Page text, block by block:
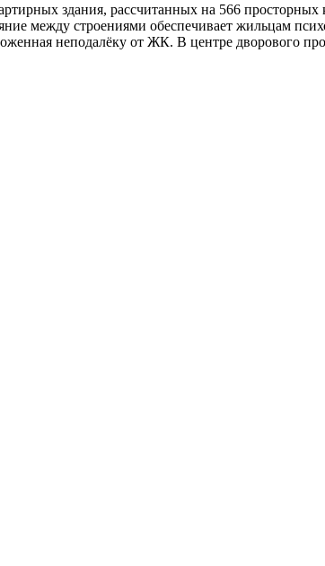
здания, рассчитанных на 566
между строениями обеспечивает жильцам
неподалёку от ЖК. В центре дворового